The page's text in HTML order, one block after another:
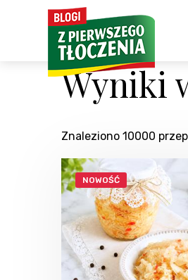
Wyniki
Znaleziono 10000
NOWOŚĆ